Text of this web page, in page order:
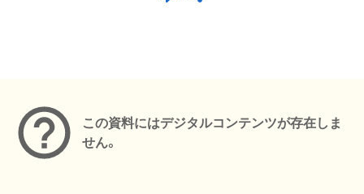
この資料にはデジタルコンテンツが存在しま
せん。